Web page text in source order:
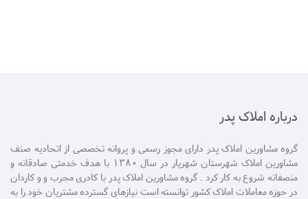
درباره املاک پدر
گروه مشاورین املاک پدر دارای مجوز رسمی و پروانه تخصصی از اتحادیه صنف
مشاورین املاک شهرستان شهریار در سال 1380 با هدف خدمتی صادقانه و
منصفانه شروع به کار کرد . گروه مشاورین املاک پدر با کادری مجرب و و کاردان
در حوزه معاملات املاک کشور توانسته است نیازهای گسترده مشتریان خود را به